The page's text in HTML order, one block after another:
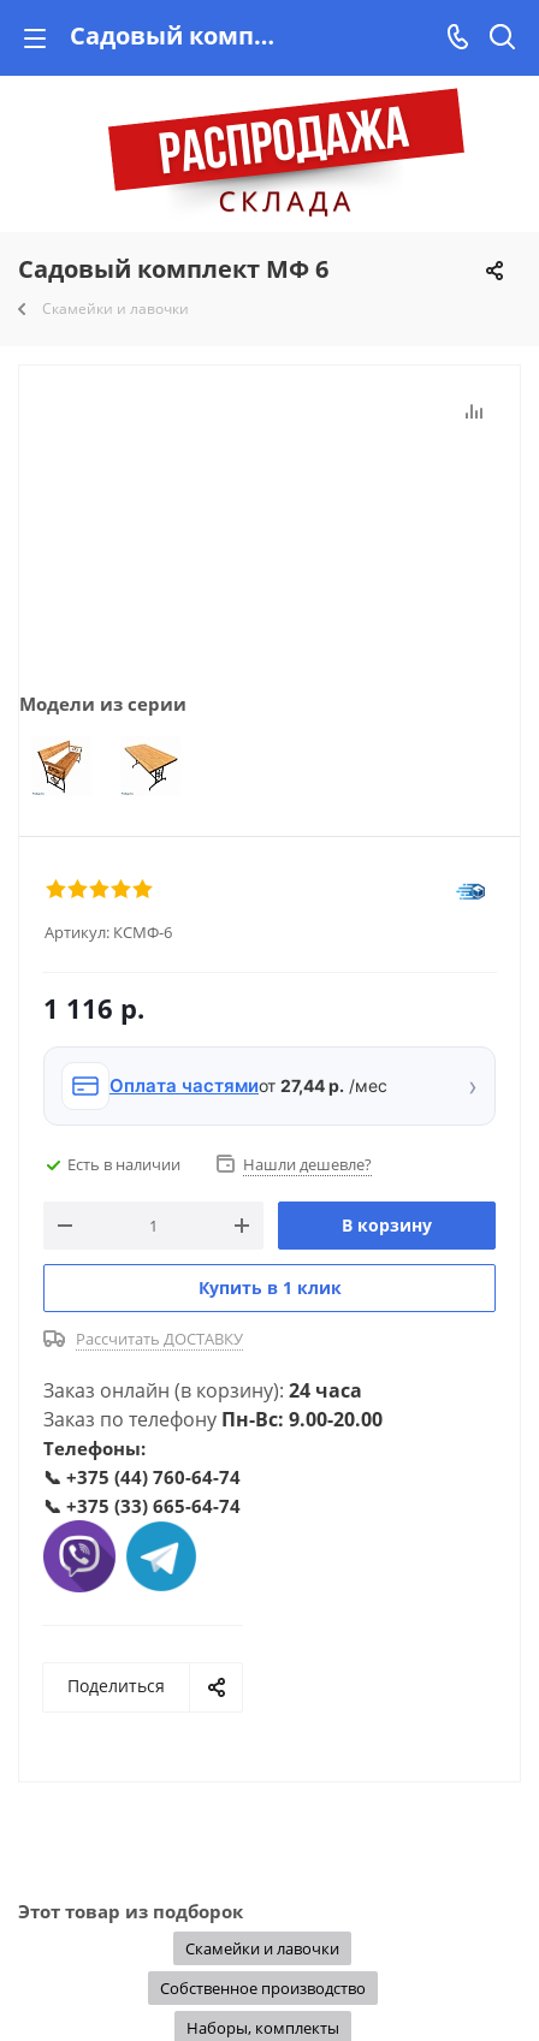
Садовый комплект МФ 6 купить недорого на Vishop.by, рассрочка!
Садовый комплект МФ 6
Скамейки и лавочки
Модели из серии
Артикул: КСМФ-6
1 116 р.
Оплата частямиот 27,44 р. /мес ›
Есть в наличии Нашли дешевле?
В корзину
Купить в 1 клик
Рассчитать ДОСТАВКУ
Заказ онлайн (в корзину): 24 часа
Заказ по телефону Пн-Вс: 9.00-20.00
Телефоны:
📞 +375 (44) 760-64-74
📞 +375 (33) 665-64-74
Поделиться
Этот товар из подборок
Скамейки и лавочки
Собственное производство
Наборы, комплекты